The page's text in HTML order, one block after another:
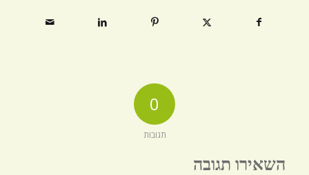
0
תגובות
השאירו תגובה